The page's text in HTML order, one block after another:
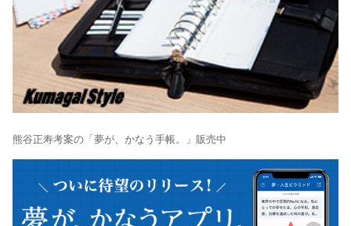
熊谷正寿考案の「夢が、かなう手帳。」販売中